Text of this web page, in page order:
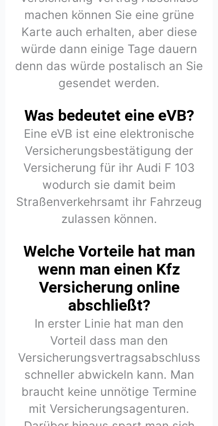
machen können Sie eine grüne
Karte auch erhalten, aber diese
würde dann einige Tage dauern
denn das würde postalisch an Sie
gesendet werden.
Was bedeutet eine eVB?
Eine eVB ist eine elektronische
Versicherungsbestätigung der
Versicherung für ihr Audi F 103
wodurch sie damit beim
Straßenverkehrsamt ihr Fahrzeug
zulassen können.
Welche Vorteile hat man
wenn man einen Kfz
Versicherung online
abschließt?
In erster Linie hat man den
Vorteil dass man den
Versicherungsvertragsabschluss
schneller abwickeln kann. Man
braucht keine unnötige Termine
mit Versicherungsagenturen.